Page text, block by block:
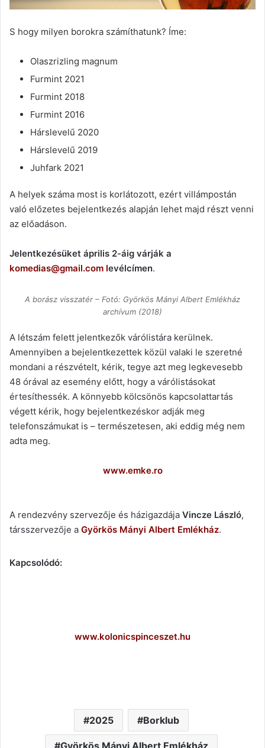
S hogy milyen borokra számíthatunk? Íme:
Olaszrizling magnum
Furmint 2021
Furmint 2018
Furmint 2016
Hárslevelű 2020
Hárslevelű 2019
Juhfark 2021
A helyek száma most is korlátozott, ezért villámpostán
való előzetes bejelentkezés alapján lehet majd részt venni
az előadáson.
Jelentkezésüket április 2-áig várják a
komedias@gmail.com levélcímen.
A borász visszatér – Fotó: Györkös Mányi Albert Emlékház
archívum (2018)
A létszám felett jelentkezők várólistára kerülnek.
Amennyiben a bejelentkezettek közül valaki le szeretné
mondani a részvételt, kérik, tegye azt meg legkevesebb
48 órával az esemény előtt, hogy a várólistásokat
értesíthessék. A könnyebb kölcsönös kapcsolattartás
végett kérik, hogy bejelentkezéskor adják meg
telefonszámukat is – természetesen, aki eddig még nem
adta meg.
www.emke.ro
A rendezvény szervezője és házigazdája Vincze László,
társszervezője a Györkös Mányi Albert Emlékház.
Kapcsolódó:
www.kolonicspinceszet.hu
2025 Borklub